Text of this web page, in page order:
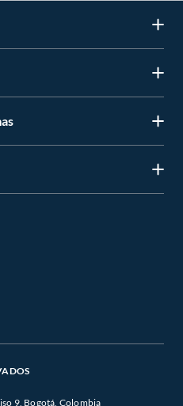
9, Bogotá, Colombia